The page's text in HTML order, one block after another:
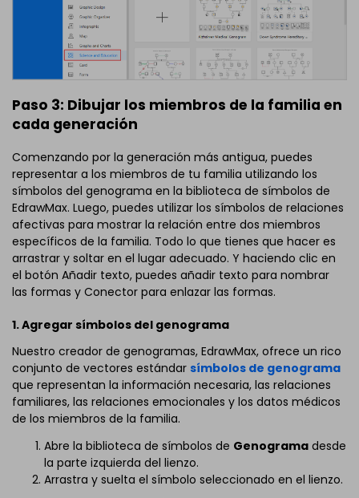
Paso 3: Dibujar los miembros de la familia en
cada generación
Comenzando por la generación más antigua, puedes
representar a los miembros de tu familia utilizando los
símbolos del genograma en la biblioteca de símbolos de
EdrawMax. Luego, puedes utilizar los símbolos de relaciones
afectivas para mostrar la relación entre dos miembros
específicos de la familia. Todo lo que tienes que hacer es
arrastrar y soltar en el lugar adecuado. Y haciendo clic en
el botón Añadir texto, puedes añadir texto para nombrar
las formas y Conector para enlazar las formas.
1. Agregar símbolos del genograma
Nuestro creador de genogramas, EdrawMax, ofrece un rico
conjunto de vectores estándar símbolos de genograma
que representan la información necesaria, las relaciones
familiares, las relaciones emocionales y los datos médicos
de los miembros de la familia.
Abre la biblioteca de símbolos de Genograma desde
la parte izquierda del lienzo.
Arrastra y suelta el símbolo seleccionado en el lienzo.